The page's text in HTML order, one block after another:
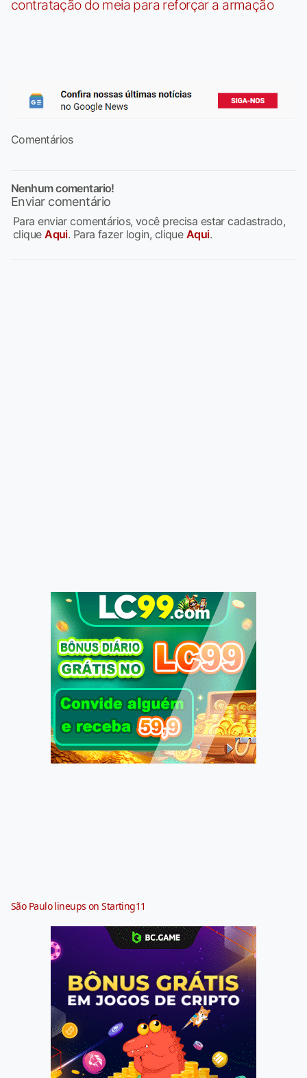
contratação do meia para reforçar a armação
Comentários
Nenhum comentario!
Enviar comentário
Para enviar comentários, você precisa estar cadastrado,
cliqueAqui. Para fazer login, clique Aqui.
São Paulo lineups on Starting11